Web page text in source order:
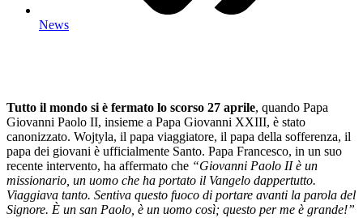
News
Tutto il mondo si è fermato lo scorso 27 aprile, quando Papa
Giovanni Paolo II, insieme a Papa Giovanni XXIII, è stato
canonizzato. Wojtyla, il papa viaggiatore, il papa della sofferenza, il
papa dei giovani è ufficialmente Santo. Papa Francesco, in un suo
recente intervento, ha affermato che “Giovanni Paolo II è un
missionario, un uomo che ha portato il Vangelo dappertutto.
Viaggiava tanto. Sentiva questo fuoco di portare avanti la parola del
Signore. È un san Paolo, è un uomo così; questo per me è grande!”